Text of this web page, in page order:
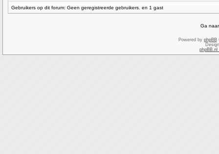
Gebruikers op dit forum: Geen geregistreerde gebruikers. en 1 gast
Ga
Powered by phpBB
phpBB.nl